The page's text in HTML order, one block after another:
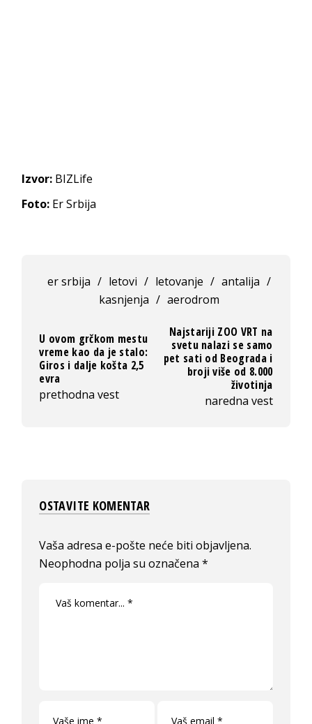
Izvor: BIZLife
Foto: Er Srbija
er srbija / letovi / letovanje / antalija /
kasnjenja / aerodrom
U ovom grčkom mestu
vreme kao da je stalo:
Giros i dalje košta 2,5
evra
prethodna vest
Najstariji ZOO VRT na
svetu nalazi se samo
pet sati od Beograda i
broji više od 8.000
životinja
naredna vest
OSTAVITE KOMENTAR
Vaša adresa e-pošte neće biti objavljena.
Neophodna polja su označena*